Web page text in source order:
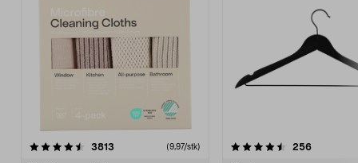
3813 anmeldelser(9,97/stk)
4.5av 5 stjerner 256
4.5av 5 stjerner